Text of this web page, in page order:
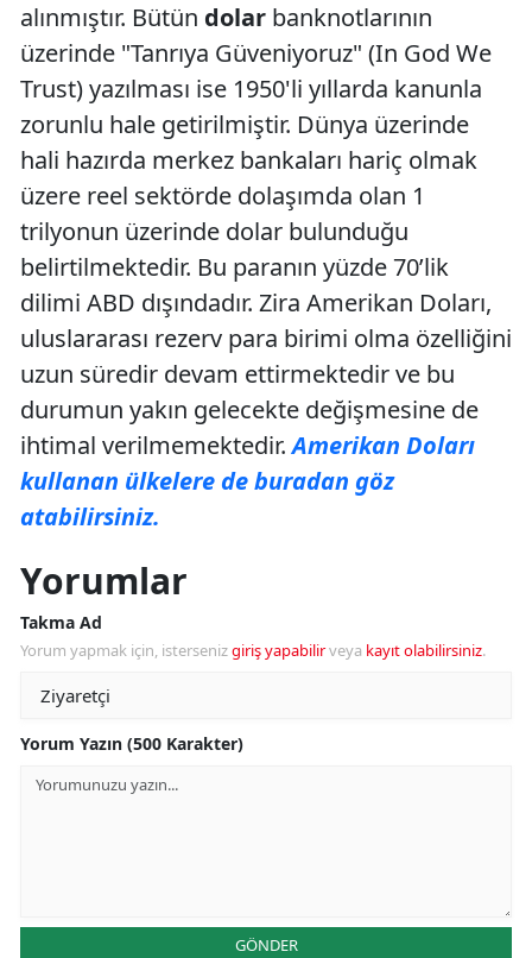
alınmıştır. Bütün dolar banknotlarının
üzerinde "Tanrıya Güveniyoruz" (In God We
Trust) yazılması ise 1950'li yıllarda kanunla
zorunlu hale getirilmiştir. Dünya üzerinde
hali hazırda merkez bankaları hariç olmak
üzere reel sektörde dolaşımda olan 1
trilyonun üzerinde dolar bulunduğu
belirtilmektedir. Bu paranın yüzde 70’lik
dilimi ABD dışındadır. Zira Amerikan Doları,
uluslararası rezerv para birimi olma özelliğini
uzun süredir devam ettirmektedir ve bu
durumun yakın gelecekte değişmesine de
ihtimal verilmemektedir.Amerikan Doları
kullanan ülkelere de buradan göz
atabilirsiniz.
Yorumlar
Takma Ad
Yorum yapmak için, istersenizgiriş yapabilirveya kayıt olabilirsiniz.
Yorum Yazın (500 Karakter)
GÖNDER